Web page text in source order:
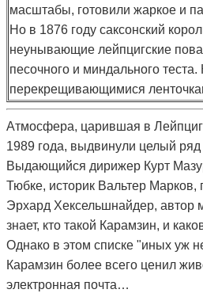
масштабы, готовили жаркое и
Но в 1876 году саксонский
неунывающие лейпцигские
песочного и миндального
перекрещивающимися
Атмосфера, царившая в
1989 года, выдвинули целый ряд
Выдающийся дирижер Курт
Тюбке, историк Вальтер
Эрхард Хексельшнайдер, автор
знает, кто такой Карамзин, и
Однако в этом списке "иных уж
Карамзин более всего ценил
электронная почта…